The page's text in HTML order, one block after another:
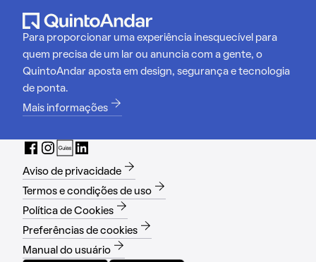
Para proporcionar uma experiência inesquecível para
quem precisa de um lar ou anuncia com a gente, o
QuintoAndar aposta em design, segurança e tecnologia
de ponta.
Mais informações
Aviso de privacidade
Termos e condições de uso
Política de Cookies
Preferências de cookies
Manual do usuário